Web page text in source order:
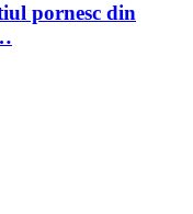
pornesc din